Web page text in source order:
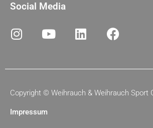
Social Media
Copyright © Weihrauch & Weihrauch Sport
Impressum